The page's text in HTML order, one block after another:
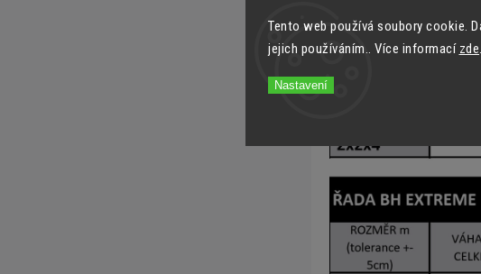
Tento web používá soubory cookie.
jejich používáním.. Více informací zde.
Nastavení